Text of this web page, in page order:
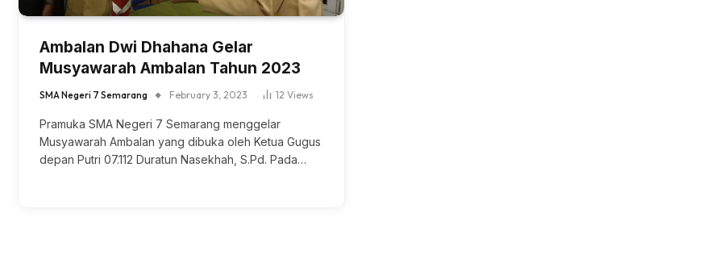
Ambalan Dwi Dhahana Gelar
Musyawarah Ambalan Tahun 2023
SMA Negeri 7 Semarang February 3, 2023 12 Views
Pramuka SMA Negeri 7 Semarang menggelar
Musyawarah Ambalan yang dibuka oleh Ketua Gugus
depan Putri 07.112 Duratun Nasekhah, S.Pd. Pada…